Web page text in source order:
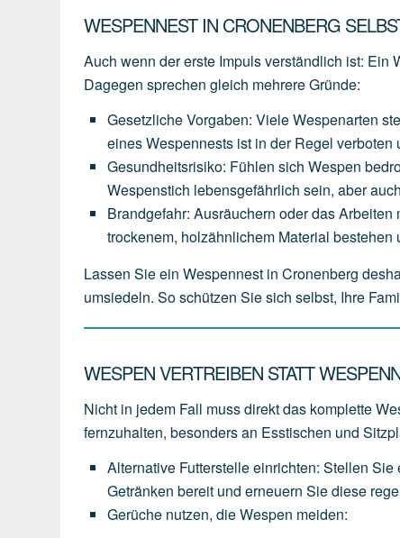
WESPENNEST IN CRONENBERG
Auch wenn der erste Impuls verständlich ist:
Dagegen sprechen gleich mehrere Gründe:
Gesetzliche Vorgaben: VieleWespenarten
einesWespennests ist in der Regel verboten
Gesundheitsrisiko: Fühlen sich Wespen
Wespenstich lebensgefährlich sein, aberauch
Brandgefahr: Ausräuchern oderdasArbeiten
trockenem, holzähnlichem Material bestehen
Lassen Sie ein Wespennest in Cronenberg
umsiedeln. So schützen Sie sich selbst, Ihre
WESPEN VERTREIBEN STATT
Nicht in jedem Fall muss direkt das komplette
fernzuhalten, besonders an Esstischen und
Alternative Futterstelle einrichten: Stellen Sie
Getränken bereit und erneuern Siediese
Gerüche nutzen, die Wespen meiden: